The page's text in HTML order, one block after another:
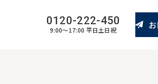
0120-222-450
9:00～17:00 平日土日祝